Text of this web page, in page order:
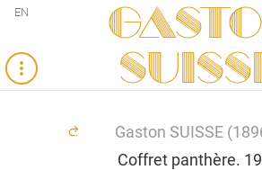
EN
Gaston SUISSE
Coffret panthère.